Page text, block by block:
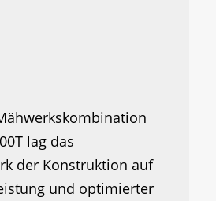
lag das
der Konstruktion auf
und optimierter